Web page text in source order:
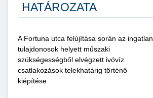
HATÁROZATA
A Fortuna utca felújítása során az ingatlan
tulajdonosok helyett műszaki
szükségességből elvégzett ivóvíz
csatlakozások telekhatárig történő
kiépítése